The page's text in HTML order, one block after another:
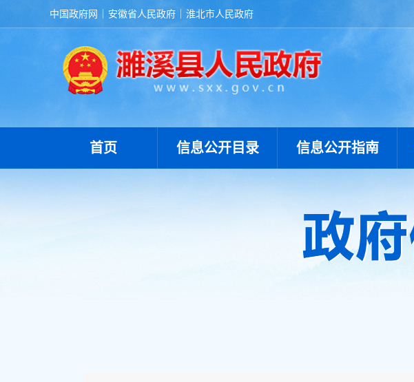
中国政府网 安徽省人民政府 淮北市人民政府
首页 信息公开目录 信息公开指南